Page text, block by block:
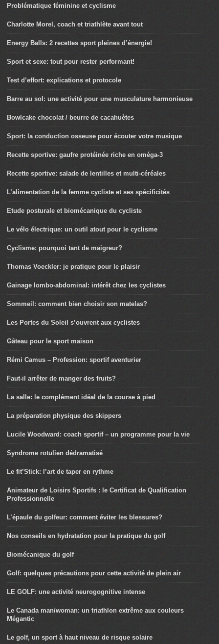
Problématique féminine et cyclisme
Charlotte Morel, coach et triathlète avant tout
Energy Balls: 2 recettes sport pleines d’énergie!
Sport et sexe: tout pour rester performant!
Test d’effort: explications et protocole
Barre au sol: une activité pour une musculature harmonieuse
Bowlcake chocolat / beurre de cacahuètes
Sport: la conduction osseuse pour écouter votre musique
Recette sportive: gaufre protéinée riche en oméga-3
Recette sportive: salade de lentilles et multi-céréales
L’alimentation de la femme cycliste et ses spécificités
Etude posturale et biomécanique du cycliste
Le vélo électrique: un outil atout pour le cyclisme
Cyclisme: pourquoi tant de maigreur?
Thomas Voeckler: je pratique pour le plaisir
Gainage lombo-abdominal: intérêt chez les cyclistes
Sommeil: comment bien choisir son matelas?
Les Portes du Soleil s’ouvrent aux cyclistes
Gâteau pour le sport maison
Rémi Camus – Profession: sportif aventurier
Faut-il arrêter de manger des fruits?
La salle: le complément idéal de la course à pied
La préparation physique des skippers
Lucile Woodward: coach sportif – un programme pour la vie
Syndrome rotulien dédramatisé
Le fit’Stick: l’art de taper en rythme
Animateur de Loisirs Sportifs : le Certificat de Qualification
Professionnelle
L’épaule du golfeur: comment éviter les blessures?
Nos conseils en hydratation pour la pratique du golf
Biomécanique du golf
Golf: quelques précautions pour cette activité de plein air
LE GOLF: une activité neurogognitive intense
Le Canada man/woman: un triathlon extrême aux couleurs
Mégantic
Le golf, un sport à haut niveau de risque solaire